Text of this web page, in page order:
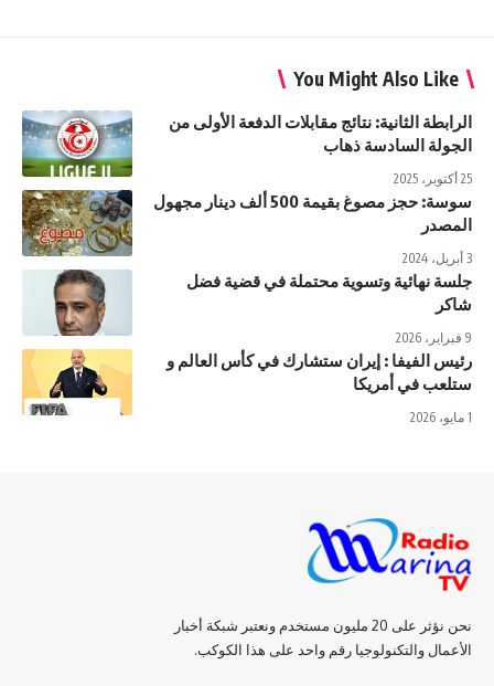
You Might Also Like
الرابطة الثانية: نتائج مقابلات الدفعة الأولى من
الجولة السادسة ذهاب
25 أكتوبر، 2025
سوسة: حجز مصوغ بقيمة 500 ألف دينار مجهول
المصدر
3 أبريل، 2024
جلسة نهائية وتسوية محتملة في قضية فضل
شاكر
9 فبراير، 2026
رئيس الفيفا : إيران ستشارك في كأس العالم و
ستلعب في أمريكا
1 مايو، 2026
نحن نؤثر على 20 مليون مستخدم ونعتبر شبكة أخبار
الأعمال والتكنولوجيا رقم واحد على هذا الكوكب.